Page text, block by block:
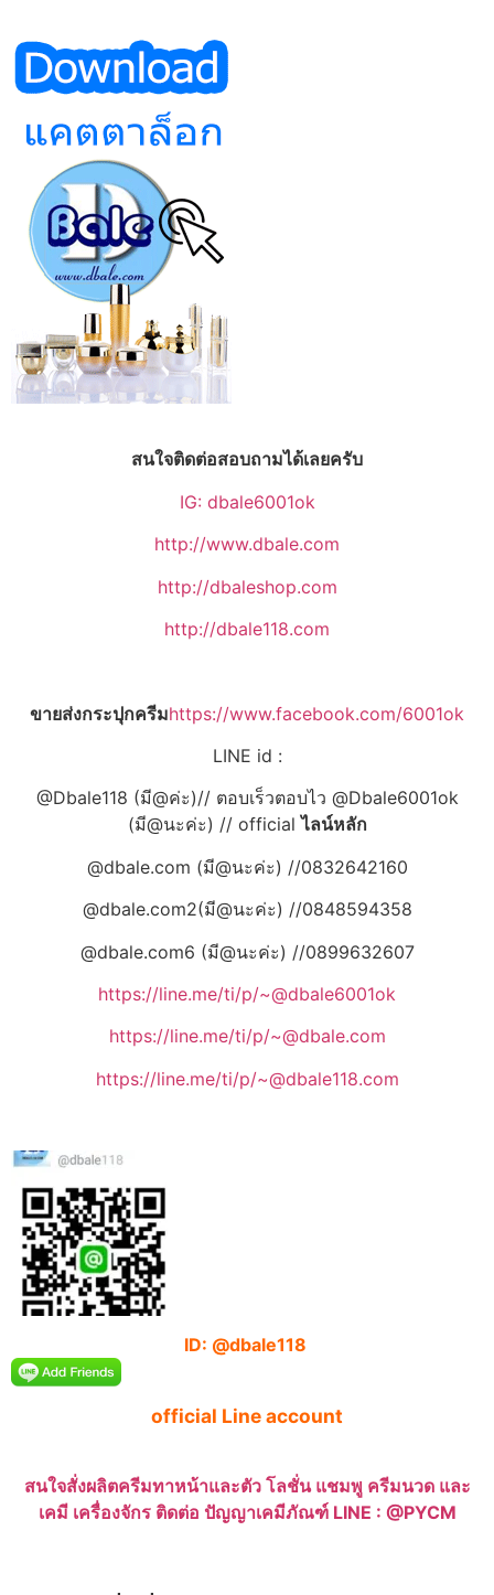
สนใจติดต่อสอบถามได้เลยครับ
IG: dbale6001ok
http://www.dbale.com
http://dbaleshop.com
http://dbale118.com
ขายส่งกระปุกครีมhttps://www.facebook.com/6001ok
LINE id :
@Dbale118 (มี@ค่ะ)// ตอบเร็วตอบไว @Dbale6001ok
(มี@นะค่ะ) // officialไลน์หลัก
@dbale.com (มี@นะค่ะ) //0832642160
@dbale.com2(มี@นะค่ะ) //0848594358
@dbale.com6 (มี@นะค่ะ) //0899632607
https://line.me/ti/p/~@dbale6001ok
https://line.me/ti/p/~@dbale.com
https://line.me/ti/p/~@dbale118.com
ID: @dbale118
official Line account
สนใจสั่งผลิตครีมทาหน้าและตัว โลชั่น แชมพู ครีมนวด และ
เคมี เครื่องจักร ติดต่อ ปัญญาเคมีภัณฑ์ LINE : @PYCM